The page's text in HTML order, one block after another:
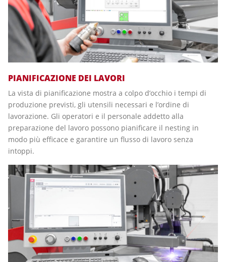
PIANIFICAZIONE DEI LAVORI
La vista di pianificazione mostra a colpo d’occhio i tempi di
produzione previsti, gli utensili necessari e l’ordine di
lavorazione. Gli operatori e il personale addetto alla
preparazione del lavoro possono pianificare il nesting in
modo più efficace e garantire un flusso di lavoro senza
intoppi.